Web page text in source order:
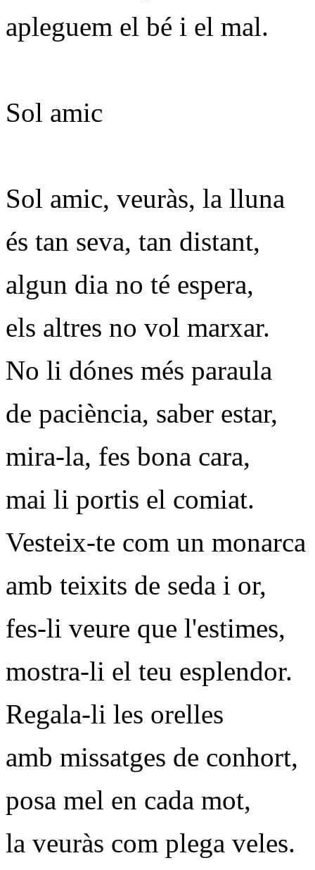
apleguem el bé i el mal.
Sol amic
Sol amic, veuràs, la lluna
és tan seva, tan distant,
algun dia no té espera,
els altres no vol marxar.
No li dónes més paraula
de paciència, saber estar,
mira-la, fes bona cara,
mai li portis el comiat.
Vesteix-te com un monarca
amb teixits de seda i or,
fes-li veure que l'estimes,
mostra-li el teu esplendor.
Regala-li les orelles
amb missatges de conhort,
posa mel en cada mot,
la veuràs com plega veles.